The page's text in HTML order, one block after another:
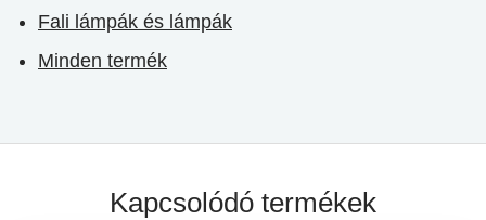
Fali lámpák és lámpák
Minden termék
Kapcsolódó termékek